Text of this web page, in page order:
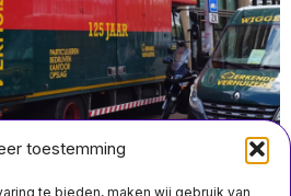
toestemming
te bieden, maken wij gebruik van